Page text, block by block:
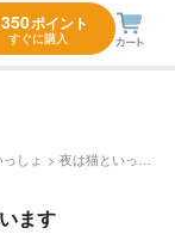
ポイント
すぐに購入
しょ 夜は猫といっしょ 7
ます